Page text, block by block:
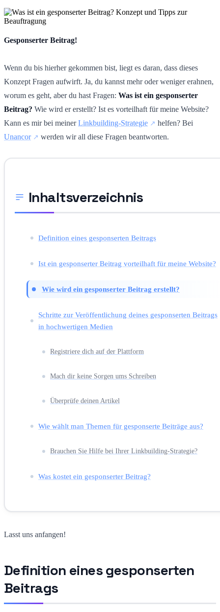
Gesponserter Beitrag!
Wenn du bis hierher gekommen bist, liegt es daran, dass dieses
Konzept Fragen aufwirft. Ja, du kannst mehr oder weniger erahnen,
worum es geht, aber du hast Fragen: Was ist ein gesponserter
Beitrag? Wie wird er erstellt? Ist es vorteilhaft für meine Website?
Kann es mir bei meinerLinkbuilding-Strategie
helfen? Bei
Unancor
werden wir all diese Fragen beantworten.
Inhaltsverzeichnis
Definition eines gesponserten Beitrags
Ist ein gesponserter Beitrag vorteilhaft für meine Website?
Wie wird ein gesponserter Beitrag erstellt?
Schritte zur Veröffentlichung deines gesponserten Beitrags
in hochwertigen Medien
Registriere dich auf der Plattform
Mach dir keine Sorgen ums Schreiben
Überprüfe deinen Artikel
Wie wählt man Themen für gesponserte Beiträge aus?
Brauchen Sie Hilfe bei Ihrer Linkbuilding-Strategie?
Was kostet ein gesponserter Beitrag?
Lasst uns anfangen!
Definition eines gesponserten
Beitrags